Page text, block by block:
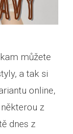
můžete
a tak si
online,
z
dnes z